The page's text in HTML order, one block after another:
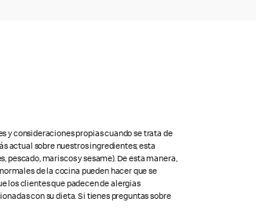
y consideraciones propias cuando se trata de
actual sobre nuestros ingredientes; esta
pescado, mariscos y sesame). De esta manera,
de la cocina pueden hacer que se
los clientes que padecen de alergias
con su dieta. Si tienes preguntas sobre